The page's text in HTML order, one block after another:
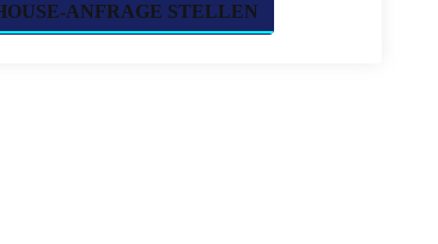
ANFRAGE STELLEN